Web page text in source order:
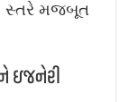
સ્તરે મજબૂત
ઇજનેરી